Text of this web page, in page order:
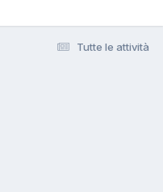
Tutte le attività